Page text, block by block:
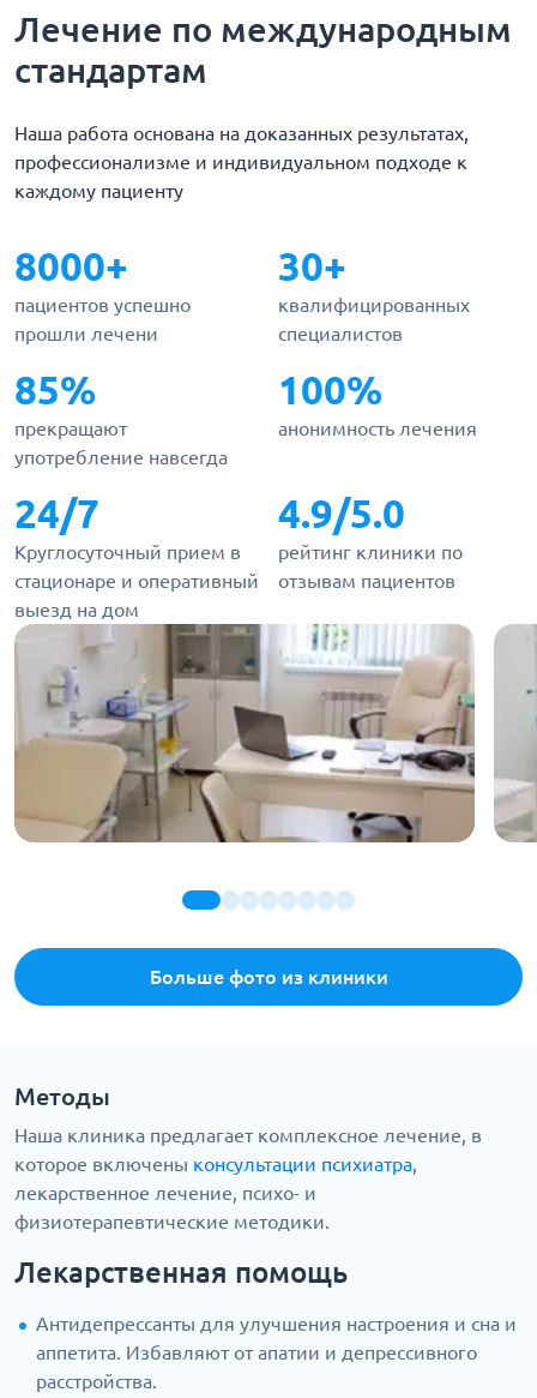
Лечение по международным
стандартам
Наша работа основана на доказанных результатах,
профессионализме и индивидуальном подходе к
каждому пациенту
8000+
пациентов успешно
прошли лечени
30+
квалифицированных
специалистов
85%
прекращают
употребление навсегда
100%
анонимность лечения
24/7
Круглосуточный прием в
стационаре и оперативный
выезд на дом
4.9/5.0
рейтинг клиники по
отзывам пациентов
Больше фото из клиники
Методы
Наша клиника предлагает комплексное лечение, в
которое включены консультации психиатра,
лекарственное лечение, психо- и
физиотерапевтические методики.
Лекарственная помощь
Антидепрессанты для улучшения настроения и сна и
аппетита. Избавляют от апатии и депрессивного
расстройства.